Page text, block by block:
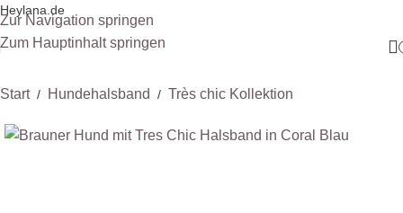
Heylana.de
Zur Navigation springen
Zum Hauptinhalt springen
Start / Hundehalsband / Très chic Kollektion